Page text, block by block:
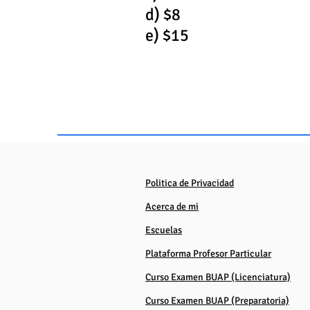
d) $8
e) $15
Politica de Privacidad
Acerca de mi
Escuelas
Plataforma Profesor Particular
Curso Examen BUAP (Licenciatura)
Curso Examen BUAP (Preparatoria)